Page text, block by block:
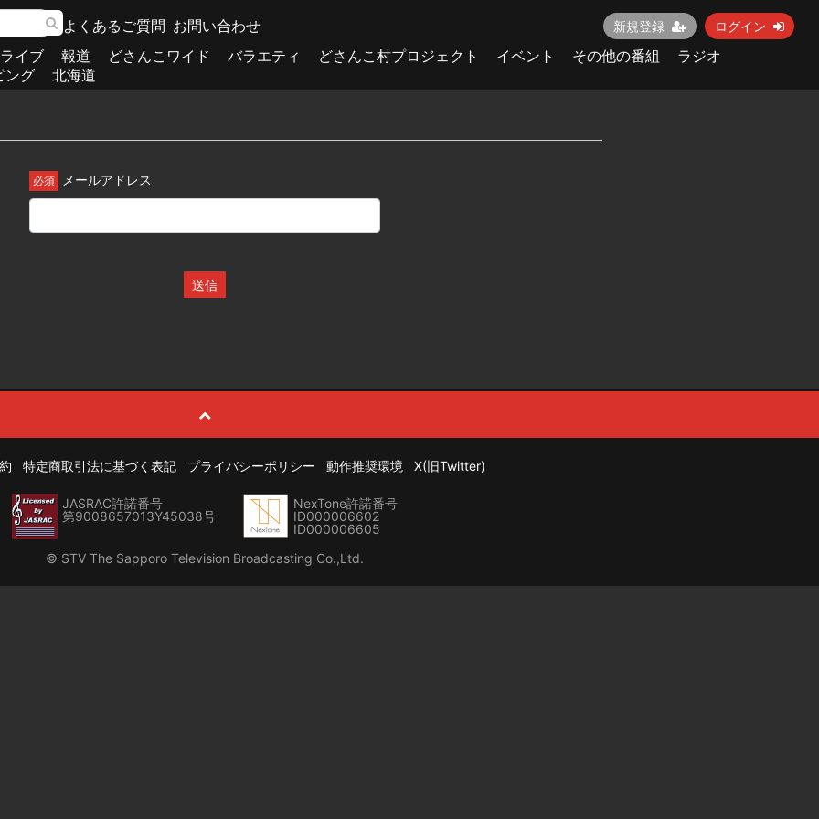
よくあるご質問 お問い合わせ 新規登録 ログイン
イブ 報道 どさんこワイド バラエティ どさんこ村プロジェクト イベント その他の番組
ラジオ
ング
北海道
メールアドレス
送信
特定商取引法に基づく表記 プライバシーポリシー 動作推奨環境 X(旧Twitter)
JASRAC許諾番号
第9008657013Y45038号
NexTone許諾番号
ID000006602
ID000006605
© STV The Sapporo Television Broadcasting Co.,Ltd.